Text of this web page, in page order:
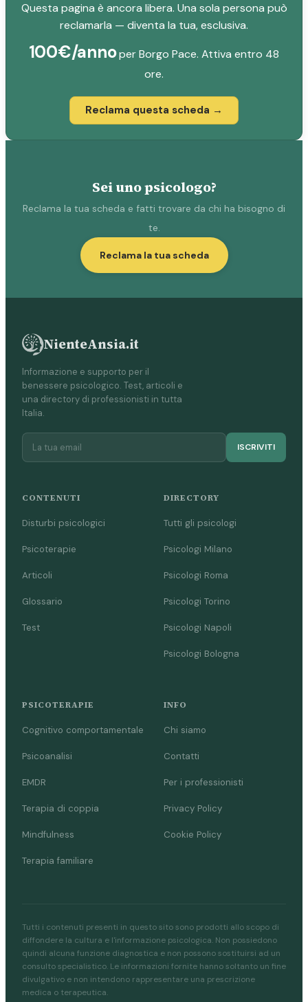
Questa pagina è ancora libera. Una sola persona può
reclamarla — diventa la tua, esclusiva.
100€/annoper Borgo Pace. Attiva entro 48
ore.
Reclama questa scheda →
Sei uno psicologo?
Reclama la tua scheda e fatti trovare da chi ha bisogno di
te.
Reclama la tua scheda
NienteAnsia.it
Informazione e supporto per il
benessere psicologico. Test, articoli e
una directory di professionisti in tutta
Italia.
ISCRIVITI
CONTENUTI
Disturbi psicologici
Psicoterapie
Articoli
Glossario
Test
DIRECTORY
Tutti gli psicologi
Psicologi Milano
Psicologi Roma
Psicologi Torino
Psicologi Napoli
Psicologi Bologna
PSICOTERAPIE
Cognitivo comportamentale
Psicoanalisi
EMDR
Terapia di coppia
Mindfulness
Terapia familiare
INFO
Chi siamo
Contatti
Per i professionisti
Privacy Policy
Cookie Policy
Tutti i contenuti presenti in questo sito sono prodotti allo scopo di
diffondere la cultura e l'informazione psicologica. Non possiedono
quindi alcuna funzione diagnostica e non possono sostituirsi ad un
consulto specialistico. Le informazioni fornite hanno soltanto un fine
divulgativo e non intendono rappresentare una prescrizione
medica o terapeutica.